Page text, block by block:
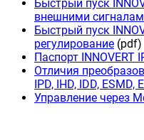
Быстрый пуск
внешними
Быстрый пуск
регулирование (pdf)
Паспорт INNOVERT
Отличия
IPD, IHD, IDD, ESMD,
Управление через